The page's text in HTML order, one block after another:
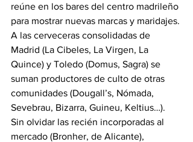
reúne en los bares del centro madrileño
para mostrar nuevas marcas y maridajes.
A las cerveceras consolidadas de
Madrid (La Cibeles, La Virgen, La
Quince) y Toledo (Domus, Sagra) se
suman productores de culto de otras
comunidades (Dougall’s, Nómada,
Sevebrau, Bizarra, Guineu, Keltius…).
Sin olvidar las recién incorporadas al
mercado (Bronher, de Alicante),